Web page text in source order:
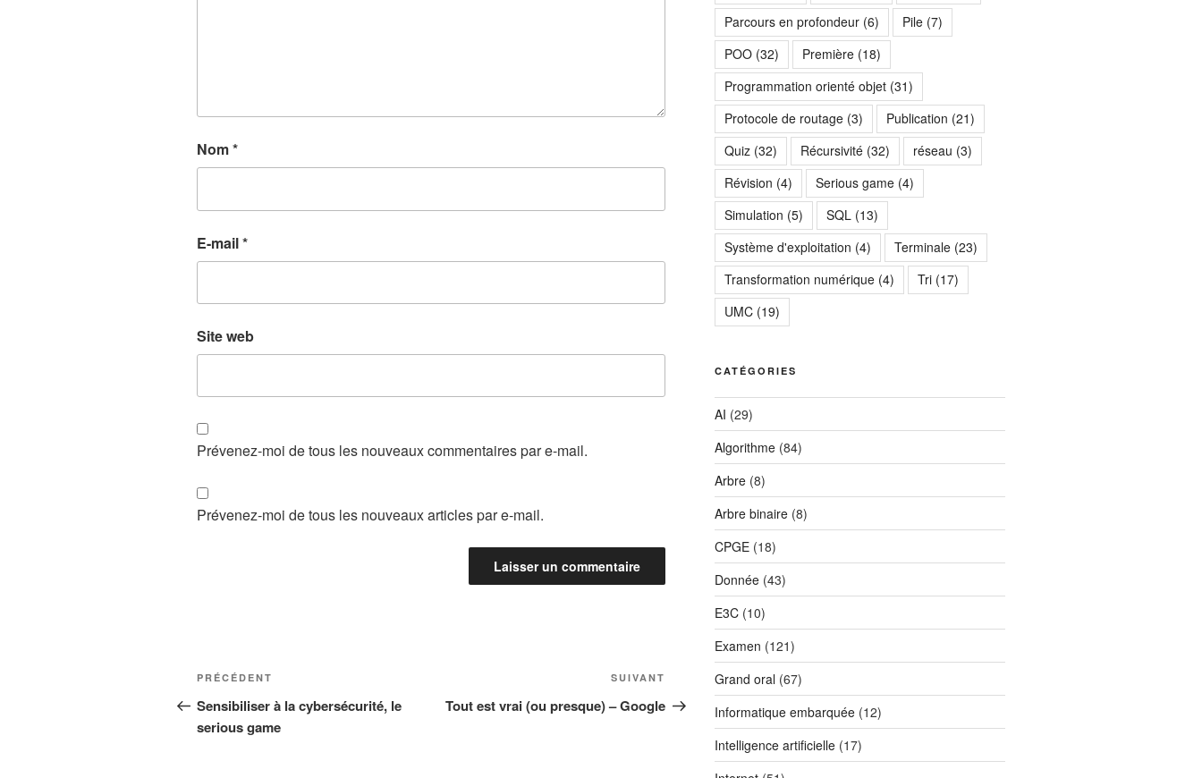
Nom*
E-mail*
Site web
Prévenez-moi de tous les nouveaux commentaires par e-mail.
Prévenez-moi de tous les nouveaux articles par e-mail.
Navigation
de
l’article
Article
précédent
PRÉCÉDENT
Sensibiliser à la cybersécurité, le
serious game
suivant
SUIVANT
Tout est vrai (ou presque) – Google
Parcours en profondeur(6) Pile(7)
POO(32) Première(18)
Programmation orienté objet(31)
Protocole de routage(3) Publication (21)
Quiz(32) Récursivité(32) réseau (3)
Révision (4) Serious game(4)
Simulation (5) SQL(13)
Système d'exploitation (4) Terminale(23)
Transformation numérique(4) Tri(17)
UMC(19)
CATÉGORIES
AI (29)
Algorithme(84)
Arbre(8)
Arbre binaire(8)
CPGE(18)
Donnée(43)
E3C(10)
Examen (121)
Grand oral(67)
Informatique embarquée(12)
Intelligence artificielle(17)